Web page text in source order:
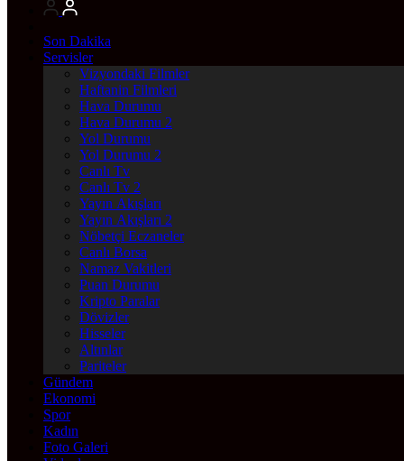
Son Dakika
Servisler
Vizyondaki Filmler
Haftanin Filmleri
Hava Durumu
Hava Durumu 2
Yol Durumu
Yol Durumu 2
Canlı Tv
Canlı Tv 2
Yayın Akışları
Yayın Akışları 2
Nöbetçi Eczaneler
Canlı Borsa
Namaz Vakitleri
Puan Durumu
Kripto Paralar
Dövizler
Hisseler
Altınlar
Pariteler
Gündem
Ekonomi
Spor
Kadın
Foto Galeri